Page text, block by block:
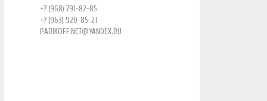
+7 (968) 791-82-85
+7 (963) 920-85-21
PARIKOFF.NET@YANDEX.RU